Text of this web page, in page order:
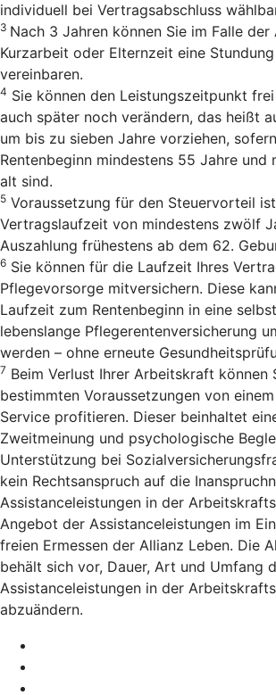
individuell bei Vertragsabschluss
3 Nach 3 Jahren können Sie im Falle
Kurzarbeit oder Elternzeit eine
vereinbaren.
4 Sie können den Leistungszeitpunkt
auch später noch verändern, das heißt
um bis zu sieben Jahre vorziehen,
Rentenbeginn mindestens 55 Jahre und
alt sind.
5 Voraussetzung für den Steuervorteil
Vertragslaufzeit von mindestens zwölf
Auszahlung frühestens ab dem 62.
6 Sie können für die Laufzeit Ihres
Pflegevorsorge mitversichern. Diese
Laufzeit zum Rentenbeginn in eine
lebenslange Pflegerentenversicherung
werden – ohne erneute
7 Beim Verlust Ihrer Arbeitskraft können
bestimmten Voraussetzungen von
Service profitieren. Dieser beinhaltet
Zweitmeinung und psychologische
Unterstützung bei
kein Rechtsanspruch auf die
Assistanceleistungen in der
Angebot der Assistanceleistungen im
freien Ermessen der Allianz Leben. Die
behält sich vor, Dauer, Art und Umfang
Assistanceleistungen in der
abzuändern.